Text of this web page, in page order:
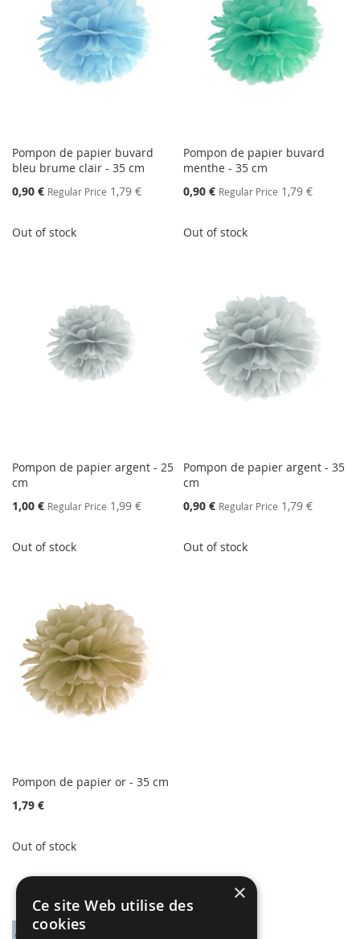
Pompon de papier buvard
bleu brume clair - 35 cm
Special
0,90 € Regular Price 1,79 €
Out of stock
Pompon de papier buvard
menthe - 35 cm
Special
0,90 € Regular Price 1,79 €
Out of stock
Pompon de papier argent - 25
cm
Special
1,00 € Regular Price 1,99 €
Out of stock
Pompon de papier argent - 35
cm
Special
0,90 € Regular Price 1,79 €
Out of stock
Pompon de papier or - 35 cm
1,79 €
Out of stock
×
Ce site Web utilise des
cookies